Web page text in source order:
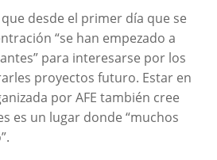
desde el primer día que se
“se han empezado a
para interesarse por los
proyectos futuro. Estar en
por AFE también cree
es un lugar donde “muchos